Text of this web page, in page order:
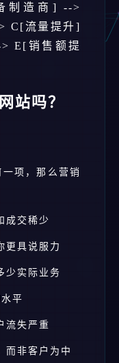
制造商] -->
C[流量提升]
E[销售额提
站吗？
项，那么营销
成交稀少
更具说服力
少实际业务
平
流失严重
而非客户为中